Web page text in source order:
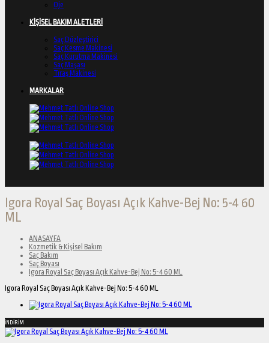
Oje
KİŞİSEL BAKIM ALETLERİ
Saç Düzleştirici
Saç Kesme Makinesi
Saç Kurutma Makinesi
Saç Maşası
Tıraş Makinesi
MARKALAR
Igora Royal Saç Boyası Açık Kahve-Bej No: 5-4 60
ML
ANASAYFA
Kozmetik & Kişisel Bakım
Saç Bakım
Saç Boyası
Igora Royal Saç Boyası Açık Kahve-Bej No: 5-4 60 ML
Igora Royal Saç Boyası Açık Kahve-Bej No: 5-4 60 ML
İNDİRİM